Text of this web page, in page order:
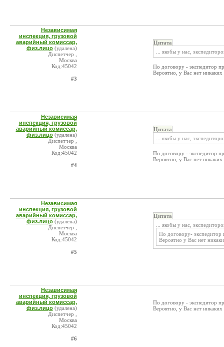
Независимая
инспекция, грузовой
аварийный комиссар,
физ.лицо (удалена)
Диспетчер ,
Москва
Код:45042
#3
Цитата
... якобы у нас,
По договору - экспедитор
Вероятно, у Вас нет
Независимая
инспекция, грузовой
аварийный комиссар,
физ.лицо (удалена)
Диспетчер ,
Москва
Код:45042
#4
Цитата
... якобы у нас,
По договору - экспедитор
Вероятно, у Вас нет
Независимая
инспекция, грузовой
аварийный комиссар,
физ.лицо (удалена)
Диспетчер ,
Москва
Код:45042
#5
Цитата
... якобы у нас,
По договору- экспедитор
Вероятно у Вас нет
Независимая
инспекция, грузовой
аварийный комиссар,
физ.лицо (удалена)
Диспетчер ,
Москва
Код:45042
#6
По договору - экспедитор
Вероятно, у Вас нет